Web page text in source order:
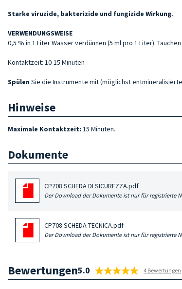
Starke viruzide, bakterizide und fungizide Wirkung.
VERWENDUNGSWEISE
0,5 % in 1 Liter Wasser verdünnen (5 ml pro 1 Liter).
Kontaktzeit: 10-15 Minuten
Spülen Sie die Instrumente mit (möglichst
Hinweise
Maximale Kontaktzeit: 15 Minuten.
Dokumente
CP708 SCHEDA DI SICUREZZA.pdf
Der Download der Dokumente ist nur für registrierte
CP708 SCHEDA TECNICA.pdf
Der Download der Dokumente ist nur für registrierte
Bewertungen5.0 4 Bewertungen